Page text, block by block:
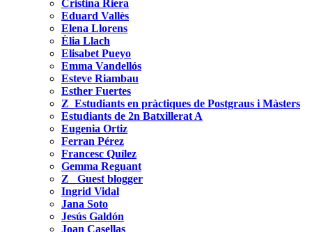
Cristina Riera
Eduard Vallès
Elena Llorens
Èlia Llach
Elisabet Pueyo
Emma Vandellós
Esteve Riambau
Esther Fuertes
Z_Estudiants en pràctiques de Postgraus i Màsters
Estudiants de 2n Batxillerat A
Eugenia Ortiz
Ferran Pérez
Francesc Quílez
Gemma Reguant
Z_ Guest blogger
Ingrid Vidal
Jana Soto
Jesús Galdón
Joan Casellas